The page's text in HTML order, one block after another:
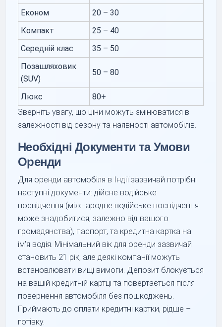
Економ
20 – 30
Компакт
25 – 40
Середній клас
35 – 50
Позашляховик
(SUV)
50 – 80
Люкс
80+
Зверніть увагу, що ціни можуть змінюватися в
залежності від сезону та наявності автомобілів.
Необхідні Документи та Умови
Оренди
Для оренди автомобіля в Індії зазвичай потрібні
наступні документи: дійсне водійське
посвідчення (міжнародне водійське посвідчення
може знадобитися, залежно від вашого
громадянства), паспорт, та кредитна картка на
ім'я водія. Мінімальний вік для оренди зазвичай
становить 21 рік, але деякі компанії можуть
встановлювати вищі вимоги. Депозит блокується
на вашій кредитній картці та повертається після
повернення автомобіля без пошкоджень.
Приймають до оплати кредитні картки, рідше –
готівку.